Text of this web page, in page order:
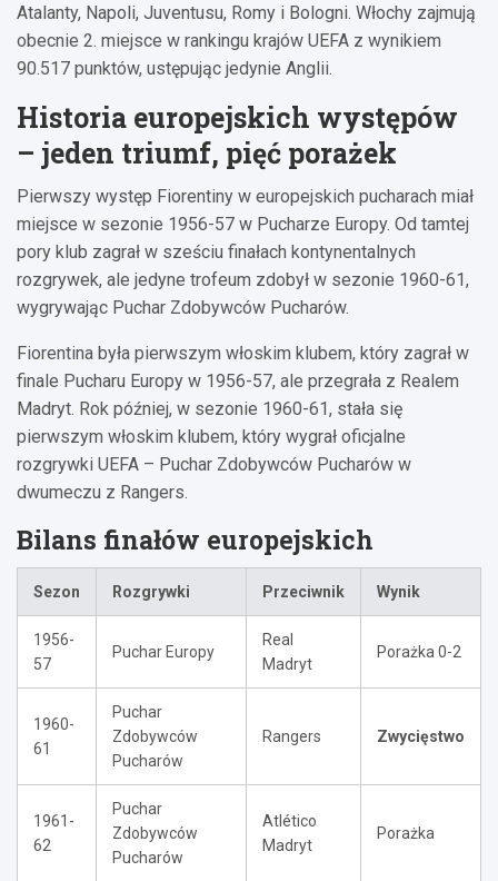
Atalanty, Napoli, Juventusu, Romy i Bologni. Włochy zajmują
obecnie 2. miejsce w rankingu krajów UEFA z wynikiem
90.517 punktów, ustępując jedynie Anglii.
Historia europejskich występów
– jeden triumf, pięć porażek
Pierwszy występ Fiorentiny w europejskich pucharach miał
miejsce w sezonie 1956-57 w Pucharze Europy. Od tamtej
pory klub zagrał w sześciu finałach kontynentalnych
rozgrywek, ale jedyne trofeum zdobył w sezonie 1960-61,
wygrywając Puchar Zdobywców Pucharów.
Fiorentina była pierwszym włoskim klubem, który zagrał w
finale Pucharu Europy w 1956-57, ale przegrała z Realem
Madryt. Rok później, w sezonie 1960-61, stała się
pierwszym włoskim klubem, który wygrał oficjalne
rozgrywki UEFA – Puchar Zdobywców Pucharów w
dwumeczu z Rangers.
Bilans finałów europejskich
Sezon Rozgrywki Przeciwnik Wynik
1956-
57
Puchar Europy
Real
Madryt
Porażka 0-2
1960-
61
Puchar
Zdobywców
Pucharów
Rangers Zwycięstwo
1961-
62
Puchar
Zdobywców
Pucharów
Atlético
Madryt
Porażka